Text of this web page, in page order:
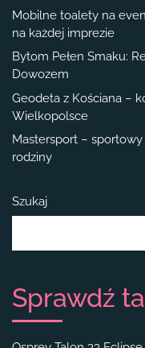
Mobilne toalety na
na każdej imprezie
Bytom Pełen Smaku:
Dowozem
Geodeta z Kościana –
Wielkopolsce
Mastersport –
rodziny
Szukaj
Sprawdź